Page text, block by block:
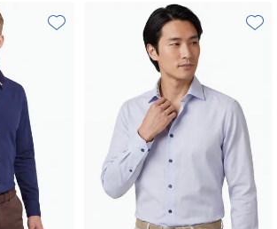
Toevoegen aan favorieten